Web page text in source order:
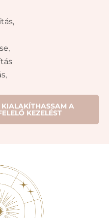
KIALAKÍTHASSAM A
KEZELÉST